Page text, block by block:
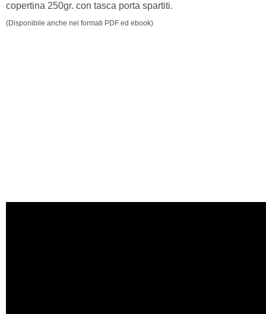
copertina 250gr. con tasca porta spartiti.
(Disponibile anche nei formati PDF ed ebook)